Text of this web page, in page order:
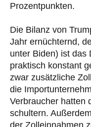
Prozentpunkten.
Die Bilanz von
Jahr ernüchternd,
unter Biden) ist das
praktisch konstant
zwar zusätzliche
die
Verbraucher hatten
schultern.